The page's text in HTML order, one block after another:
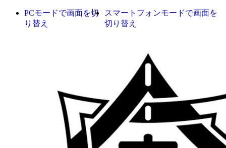
PCモードで画面を切
り替え
スマートフォンモードで画面を
切り替え